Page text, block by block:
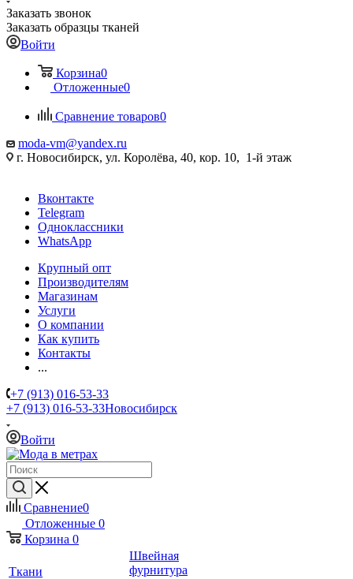
Заказать звонок
Заказать образцы тканей
Войти
Корзина0
Отложенные0
Сравнение товаров0
moda-vm@yandex.ru
г. Новосибирск, ул. Королёва, 40, кор. 10, 1-й этаж
Вконтакте
Telegram
Одноклассники
WhatsApp
Крупный опт
Производителям
Магазинам
Услуги
О компании
Как купить
Контакты
...
+7 (913) 016-53-33
+7 (913) 016-53-33Новосибирск
Войти
Сравнение0
Отложенные 0
Корзина 0
Ткани
Швейная
фурнитура